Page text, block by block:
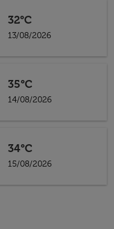
32°C
13/08/2026
35°C
14/08/2026
34°C
15/08/2026